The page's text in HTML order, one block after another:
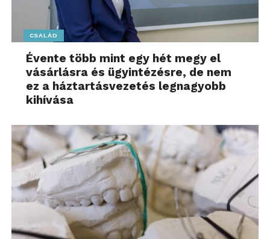
CSALÁD
Évente több mint egy hét megy el
vásárlásra és ügyintézésre, de nem
ez a háztartásvezetés legnagyobb
kihívása